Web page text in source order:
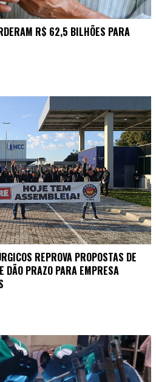
R$ 62,5 BILHÕES PARA
REPROVA PROPOSTAS DE
DÃO PRAZO PARA EMPRESA